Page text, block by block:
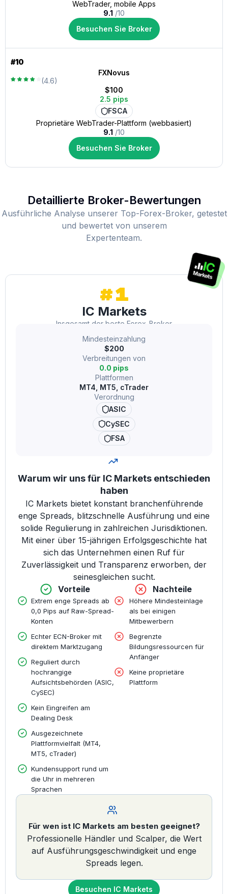
WebTrader, mobile Apps
9.1 /10
Besuchen Sie Broker
#10
FXNovus
(4.6)
$100
2.5 pips
FSCA
Proprietäre WebTrader-Plattform (webbasiert)
9.1 /10
Besuchen Sie Broker
Detaillierte Broker-Bewertungen
Ausführliche Analyse unserer Top-Forex-Broker, getestet
und bewertet von unserem
Expertenteam.
#1
IC Markets
Insgesamt der beste Forex-Broker
Mindesteinzahlung
$200
Verbreitungen von
0.0 pips
Plattformen
MT4, MT5, cTrader
Verordnung
ASIC
CySEC
FSA
Warum wir uns für IC Markets entschieden
haben
IC Markets bietet konstant branchenführende
enge Spreads, blitzschnelle Ausführung und eine
solide Regulierung in zahlreichen Jurisdiktionen.
Mit einer über 15-jährigen Erfolgsgeschichte hat
sich das Unternehmen einen Ruf für
Zuverlässigkeit und Transparenz erworben, der
seinesgleichen sucht.
Vorteile
Extrem enge Spreads ab
0,0 Pips auf Raw-Spread-
Konten
Echter ECN-Broker mit
direktem Marktzugang
Reguliert durch
hochrangige
Aufsichtsbehörden (ASIC,
CySEC)
Kein Eingreifen am
Dealing Desk
Ausgezeichnete
Plattformvielfalt (MT4,
MT5, cTrader)
Kundensupport rund um
die Uhr in mehreren
Sprachen
Nachteile
Höhere Mindesteinlage
als bei einigen
Mitbewerbern
Begrenzte
Bildungsressourcen für
Anfänger
Keine proprietäre
Plattform
Für wen ist IC Markets am besten geeignet?
Professionelle Händler und Scalper, die Wert
auf Ausführungsgeschwindigkeit und enge
Spreads legen.
Besuchen IC Markets